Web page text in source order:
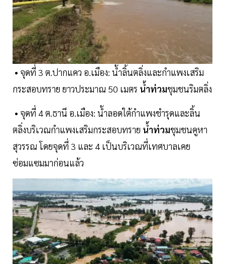
• จุดที่ 3 ต.ปากแคว อ.เมือง: น้ำลิ้นตลิ่งและกำแพงเสริม
กระสอบทราย ยาวประมาณ 50 เมตร น้ำท่วมชุมชนริมตลิ่ง
• จุดที่ 4 ต.ธานี อ.เมือง: น้ำลอดใต้กำแพงชำรุดและลิ้น
ตลิ่งบริเวณกำแพงเสริมกระสอบทราย น้ำท่วมชุมชนคูหา
สุวรรณ โดยจุดที่ 3 และ 4 เป็นบริเวณที่เทศบาลเคย
ซ่อมแซมมาก่อนแล้ว